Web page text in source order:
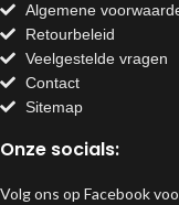
Algemene
Retourbeleid
Veelgestelde vragen
Contact
Sitemap
Onze socials:
Volg ons op Facebook